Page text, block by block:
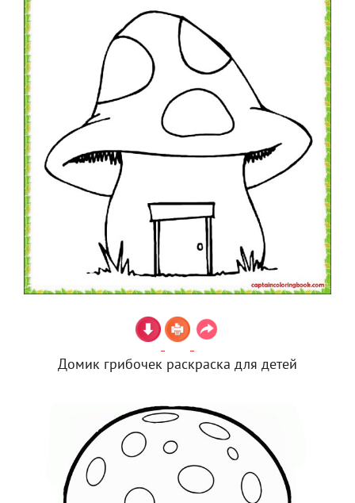
Домик грибочек раскраска для детей